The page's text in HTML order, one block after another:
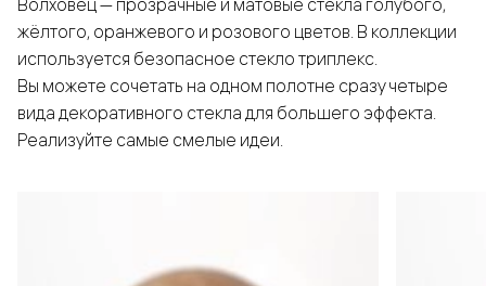
жёлтого, оранжевого и розового цветов. В коллекции
используется безопасное стекло триплекс.
Вы можете сочетать на одном полотне сразу четыре
вида декоративного стекла для большего эффекта.
Реализуйте самые смелые идеи.